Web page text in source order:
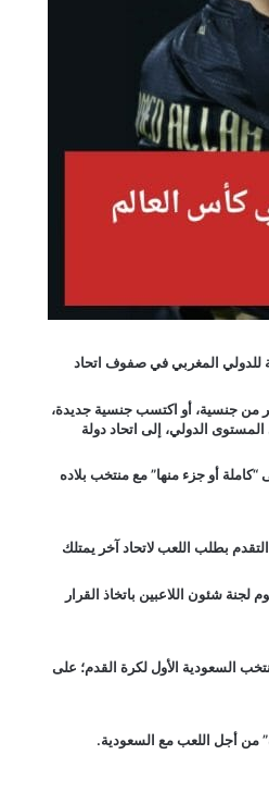
للدولي المغربي في صفوف اتحاد
من جنسية، أو اكتسب جنسية جديدة،
الدولي، إلى اتحاد دولة
“كاملة أو جزء منها” مع منتخب بلاده
بطلب اللعب لاتحاد آخر يمتلك
شئون اللاعبين باتخاذ القرار
السعودية الأول لكرة القدم؛ على
من أجل اللعب مع السعودية.